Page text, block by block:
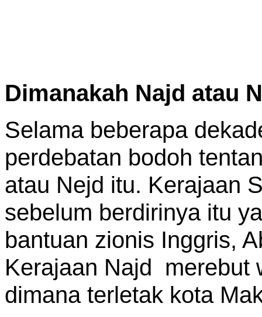
Dimanakah Najd atau
Selama beberapa
perdebatan bodoh
atau Nejd itu. Kerajaan
sebelum berdirinya itu
bantuan zionis Inggris,
Kerajaan Najd merebut
dimana terletak kota